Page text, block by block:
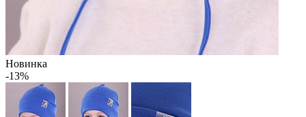
Новинка
-13%